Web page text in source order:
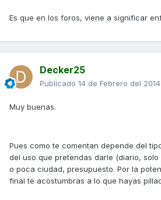
Es que en los foros, viene a significar
Decker25
Publicado 14 de Febrero del 2014
Muy buenas.
Pues como te comentan depende del
del uso que pretendas darle (diario,
o poca ciudad, presupuesto. Por la
final te acostumbras a lo que hayas